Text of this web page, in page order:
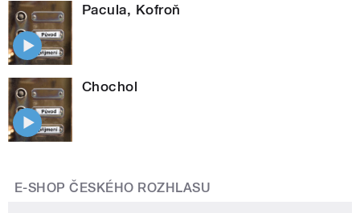
Pacula, Kofroň
Chochol
E-SHOP ČESKÉHO ROZHLASU